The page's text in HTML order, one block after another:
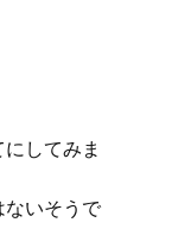
してみま
ないそうで